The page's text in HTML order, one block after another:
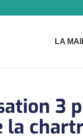
LA
3
la